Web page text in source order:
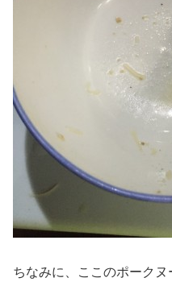
ちなみに、ここのポーク